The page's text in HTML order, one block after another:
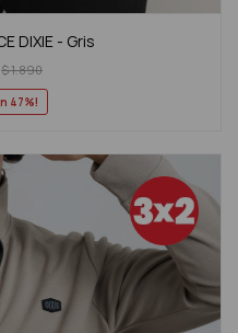
DIXIE - Gris
$1.890
47